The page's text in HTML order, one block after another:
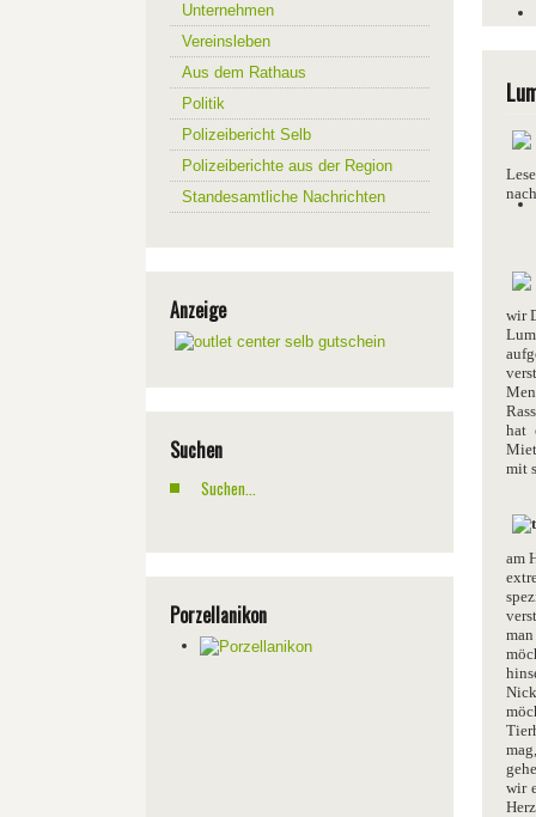
Unternehmen
Vereinsleben
Aus dem Rathaus
Politik
Polizeibericht Selb
Polizeiberichte aus der Region
Standesamtliche Nachrichten
Anzeige
Suchen
Porzellanikon
wir
hat
mit
am
wir